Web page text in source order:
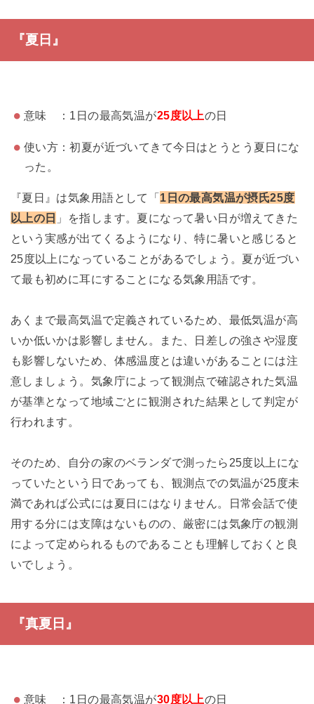
『夏日』
意味 ：1日の最高気温が25度以上の日
使い方：初夏が近づいてきて今日はとうとう夏日にな
った。
『夏日』は気象用語として「1日の最高気温が摂氏25度
以上の日 」を指します。夏になって暑い日が増えてきた
という実感が出てくるようになり、特に暑いと感じると
25度以上になっていることがあるでしょう。夏が近づい
て最も初めに耳にすることになる気象用語です。
あくまで最高気温で定義されているため、最低気温が高
いか低いかは影響しません。また、日差しの強さや湿度
も影響しないため、体感温度とは違いがあることには注
意しましょう。気象庁によって観測点で確認された気温
が基準となって地域ごとに観測された結果として判定が
行われます。
そのため、自分の家のベランダで測ったら25度以上にな
っていたという日であっても、観測点での気温が25度未
満であれば公式には夏日にはなりません。日常会話で使
用する分には支障はないものの、厳密には気象庁の観測
によって定められるものであることも理解しておくと良
いでしょう。
『真夏日』
意味 ：1日の最高気温が30度以上の日